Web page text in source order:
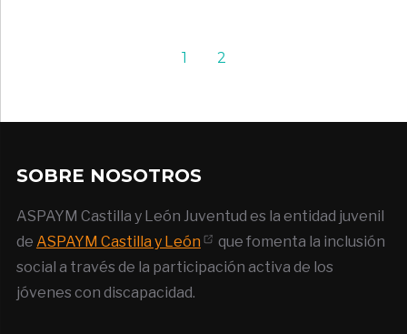
1 2
SOBRE NOSOTROS
ASPAYM Castilla y León Juventud es la entidad juvenil
de ASPAYM Castilla y León
que fomenta la inclusión
social a través de la participación activa de los
jóvenes con discapacidad.